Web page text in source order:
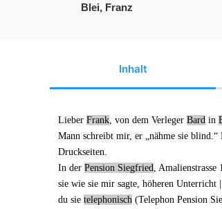
Blei, Franz
Inhalt
Lieber Frank, von dem Verleger Bard in
Mann schreibt mir, er „nähme sie
Druckseiten.
In der Pension Siegfried , Amalienstrasse
sie wie sie mir sagte, höheren
du sie telephonisch (Telephon Pension